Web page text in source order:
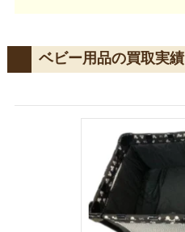
ベビー用品の買取実績